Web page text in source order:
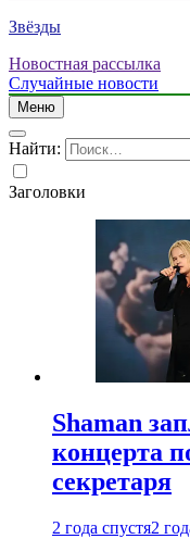
Звёзды
Новостная рассылка
Случайные новости
Меню
Найти:
Заголовки
Shaman
концерта
секретаря
2 года спустя2